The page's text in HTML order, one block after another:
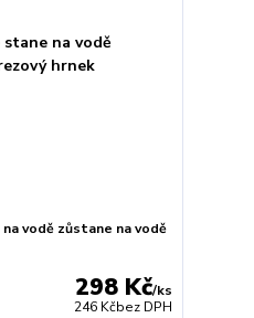
vodě zůstane na vodě
298 Kč/ks
246 Kčbez DPH